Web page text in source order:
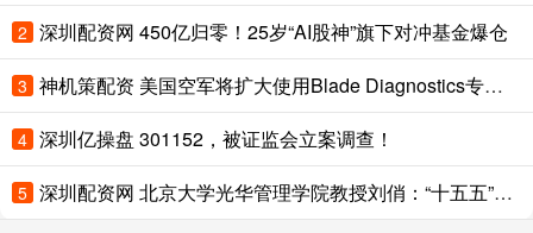
2 深圳配资网 450亿归零！25岁“AI股神”旗下对冲基金爆仓
3 神机策配资 美国空军将扩大使用Blade Diagnostics专有发动机维护平台至F-35
4 深圳亿操盘 301152，被证监会立案调查！
5 深圳配资网 北京大学光华管理学院教授刘俏：“十五五”时期，经济增长要转变为“效率驱动为主”